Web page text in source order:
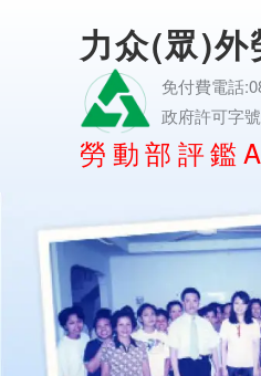
力众(眾)外
免付費電話
政府許可字
勞動部評鑑